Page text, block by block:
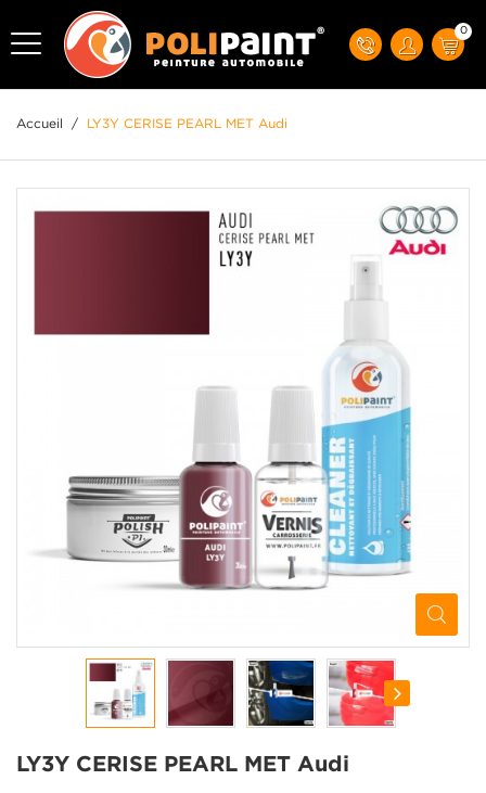
0
Accueil / LY3Y CERISE PEARL MET Audi
LY3Y CERISE PEARL MET Audi